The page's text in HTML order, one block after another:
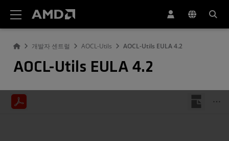
개발자 센트럴 AOCL-Utils AOCL-Utils EULA 4.2
AOCL-Utils EULA 4.2